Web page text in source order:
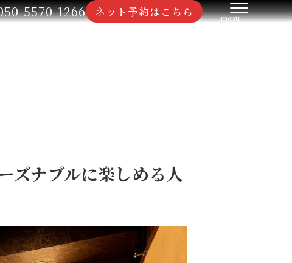
5570-1266 ネット予約はこちら
ズナブルに楽しめる人